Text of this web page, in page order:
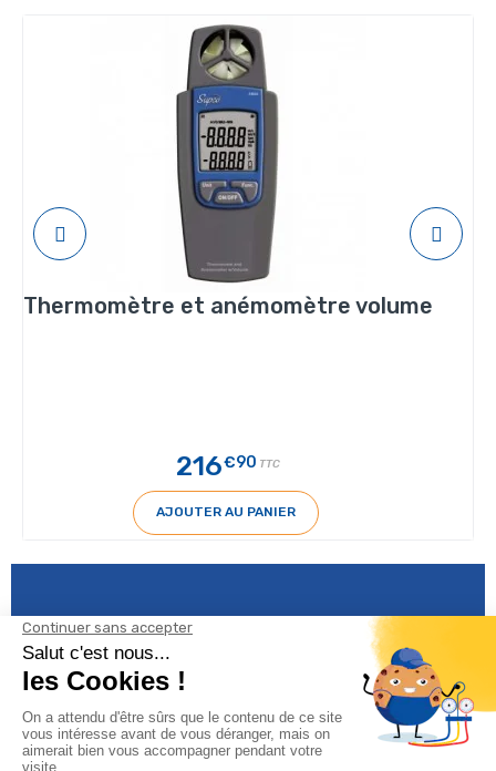
Thermomètre et anémomètre volume
216€90 TTC
AJOUTER AU PANIER